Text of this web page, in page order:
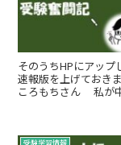
そのうちHPにアッ
速報版を上げておきます。 二刀流での受験：女学院中
ころもちさん 私が中学受験を目指すようになったきっかけは、父